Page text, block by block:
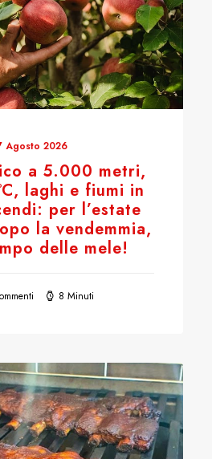
Agosto 2026
a 5.000 metri,
laghi e fiumi in
per l’estate
la vendemmia,
delle mele!
8 Minuti